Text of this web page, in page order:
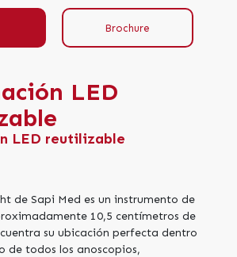
Brochure
LED
LED reutilizable
de Sapi Med es un instrumento de
10,5 centímetros de
su ubicación perfecta dentro
de todos los anoscopios,